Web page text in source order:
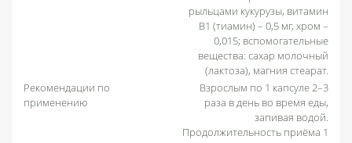
рыльцами кукурузы, витамин
В1 (тиамин) – 0,5 мг, хром –
0,015; вспомогательные
вещества: сахар молочный
(лактоза), магния стеарат.
Рекомендации по
применению
Взрослым по 1 капсуле 2–3
раза в день во время еды,
запивая водой.
Продолжительность приёма 1